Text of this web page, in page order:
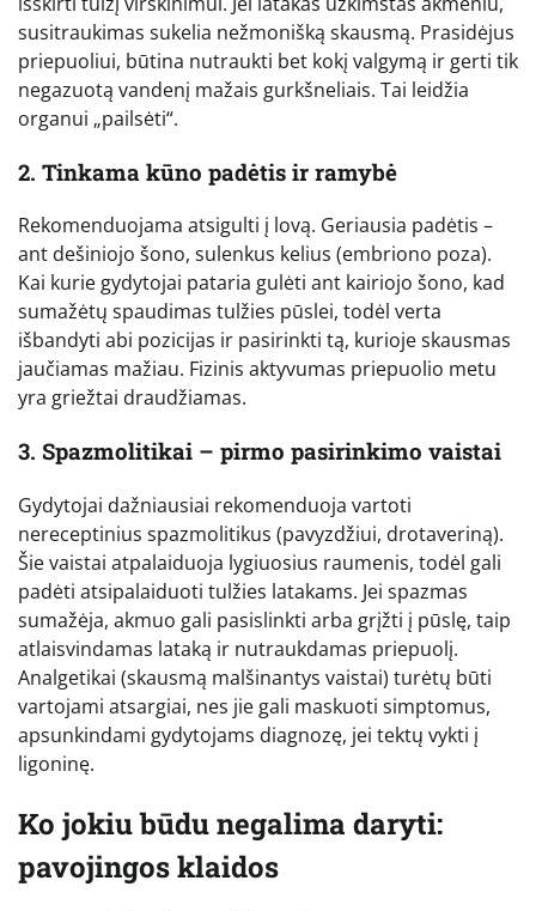
susitraukimas sukelia nežmonišką skausmą. Prasidėjus
priepuoliui, būtina nutraukti bet kokį valgymą ir gerti tik
negazuotą vandenį mažais gurkšneliais. Tai leidžia
organui „pailsėti“.
2. Tinkama kūno padėtis ir ramybė
Rekomenduojama atsigulti į lovą. Geriausia padėtis –
ant dešiniojo šono, sulenkus kelius (embriono poza).
Kai kurie gydytojai pataria gulėti ant kairiojo šono, kad
sumažėtų spaudimas tulžies pūslei, todėl verta
išbandyti abi pozicijas ir pasirinkti tą, kurioje skausmas
jaučiamas mažiau. Fizinis aktyvumas priepuolio metu
yra griežtai draudžiamas.
3. Spazmolitikai – pirmo pasirinkimo vaistai
Gydytojai dažniausiai rekomenduoja vartoti
nereceptinius spazmolitikus (pavyzdžiui, drotaveriną).
Šie vaistai atpalaiduoja lygiuosius raumenis, todėl gali
padėti atsipalaiduoti tulžies latakams. Jei spazmas
sumažėja, akmuo gali pasislinkti arba grįžti į pūslę, taip
atlaisvindamas lataką ir nutraukdamas priepuolį.
Analgetikai (skausmą malšinantys vaistai) turėtų būti
vartojami atsargiai, nes jie gali maskuoti simptomus,
apsunkindami gydytojams diagnozę, jei tektų vykti į
ligoninę.
Ko jokiu būdu negalima daryti:
pavojingos klaidos